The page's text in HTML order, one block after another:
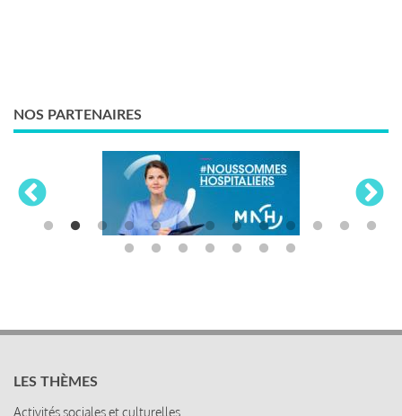
NOS PARTENAIRES
LES THÈMES
Activités sociales et culturelles